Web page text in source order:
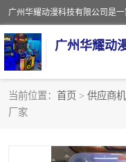
广州华耀动
当前位置： 首页 > 供应商机
厂家
娃娃机回收
赛车回收